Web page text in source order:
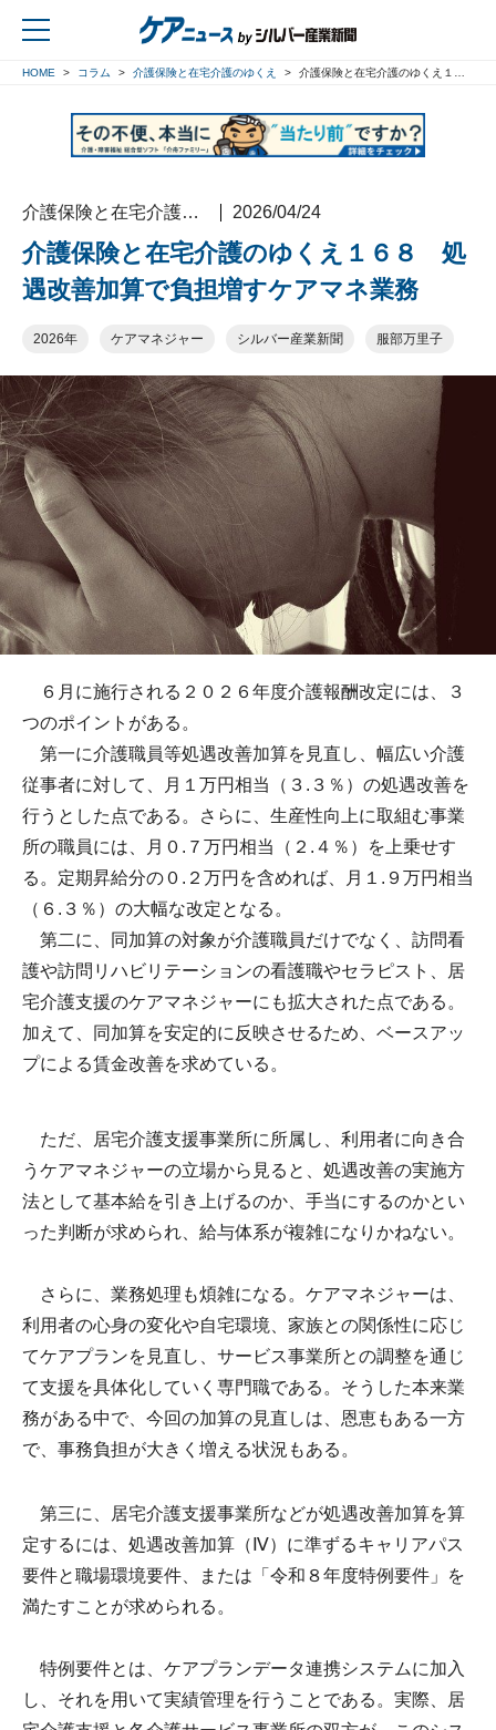
HOME コラム 介護保険と在宅介護のゆくえ 介護保険と在宅介護のゆくえ１６８ 処遇改善加算で負担増すケアマネ業務
介護保険と在宅介護のゆくえ 2026/04/24
介護保険と在宅介護のゆくえ１６８ 処
遇改善加算で負担増すケアマネ業務
2026年 ケアマネジャー シルバー産業新聞 服部万里子
６月に施行される２０２６年度介護報酬改定には、３
つのポイントがある。
第一に介護職員等処遇改善加算を見直し、幅広い介護
従事者に対して、月１万円相当（３.３％）の処遇改善を
行うとした点である。さらに、生産性向上に取組む事業
所の職員には、月０.７万円相当（２.４％）を上乗せす
る。定期昇給分の０.２万円を含めれば、月１.９万円相当
（６.３％）の大幅な改定となる。
第二に、同加算の対象が介護職員だけでなく、訪問看
護や訪問リハビリテーションの看護職やセラピスト、居
宅介護支援のケアマネジャーにも拡大された点である。
加えて、同加算を安定的に反映させるため、ベースアッ
プによる賃金改善を求めている。
ただ、居宅介護支援事業所に所属し、利用者に向き合
うケアマネジャーの立場から見ると、処遇改善の実施方
法として基本給を引き上げるのか、手当にするのかとい
った判断が求められ、給与体系が複雑になりかねない。
さらに、業務処理も煩雑になる。ケアマネジャーは、
利用者の心身の変化や自宅環境、家族との関係性に応じ
てケアプランを見直し、サービス事業所との調整を通じ
て支援を具体化していく専門職である。そうした本来業
務がある中で、今回の加算の見直しは、恩恵もある一方
で、事務負担が大きく増える状況もある。
第三に、居宅介護支援事業所などが処遇改善加算を算
定するには、処遇改善加算（Ⅳ）に準ずるキャリアパス
要件と職場環境要件、または「令和８年度特例要件」を
満たすことが求められる。
特例要件とは、ケアプランデータ連携システムに加入
し、それを用いて実績管理を行うことである。実際、居